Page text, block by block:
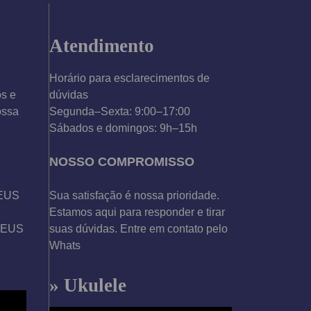
e
Atendimento
Horário para esclarecimentos de
dúvidas
Segunda–Sexta: 9:00–17:00
Sábados e domingos: 9h–15h
NOSSO COMPROMISSO
Sua satisfação é nossa prioridade.
Estamos aqui para responder e tirar
suas dúvidas. Entre em contato pelo
Whats
» Ukulele